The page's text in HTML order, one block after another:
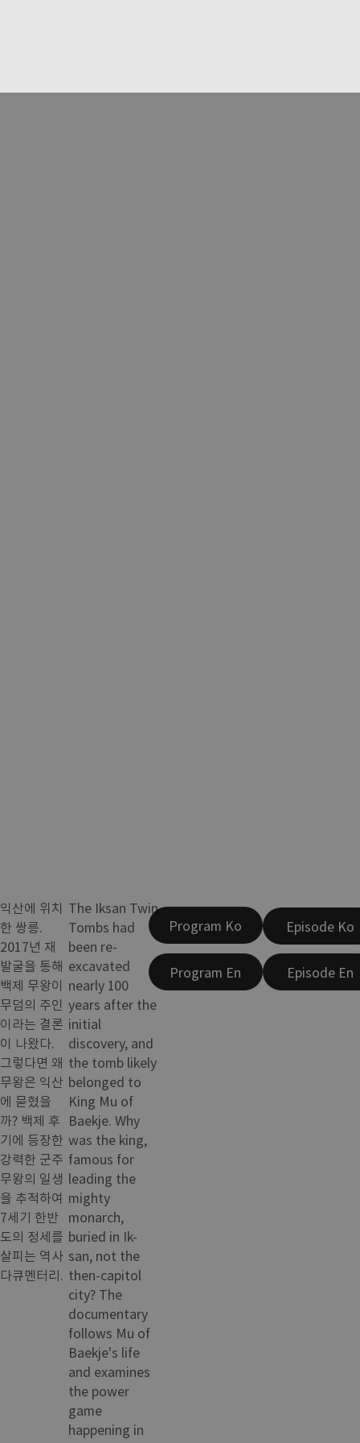
익산에 위치
한 쌍릉.
2017년 재
발굴을 통해
백제 무왕이
무덤의 주인
이라는 결론
이 나왔다.
그렇다면 왜
무왕은 익산
에 묻혔을
까? 백제 후
기에 등장한
강력한 군주
무왕의 일생
을 추적하여
7세기 한반
도의 정세를
살피는 역사
다큐멘터리.
The Iksan Twin
Tombs had
been re-
excavated
nearly 100
years after the
initial
discovery, and
the tomb likely
belonged to
King Mu of
Baekje. Why
was the king,
famous for
leading the
mighty
monarch,
buried in Ik-
san, not the
then-capitol
city? The
documentary
follows Mu of
Baekje's life
and examines
the power
game
happening in
Program Ko
Program En
Episode Ko
Episode En